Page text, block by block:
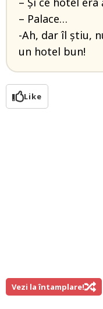
– Palace…
-Ah, dar îl ştiu,
un hotel bun!
Like
Vezi la întamplare!